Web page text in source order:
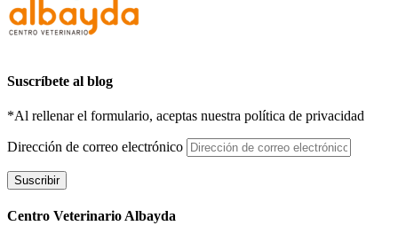
Suscríbete al blog
*Al rellenar el formulario, aceptas nuestra política de privacidad
Dirección de correo electrónico
Suscribir
Centro Veterinario Albayda